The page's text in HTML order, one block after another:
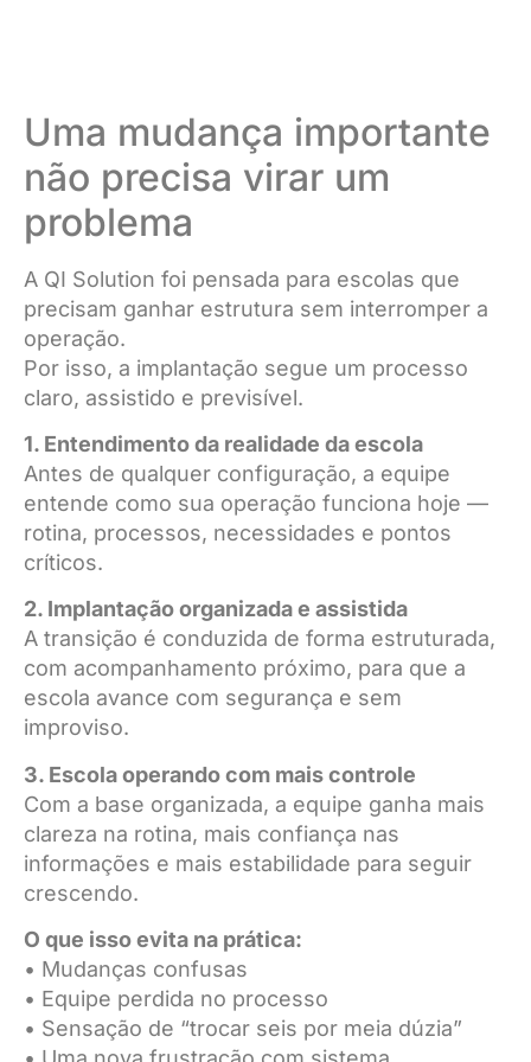
Uma mudança importante
não precisa virar um
problema
A QI Solution foi pensada para escolas que
precisam ganhar estrutura sem interromper a
operação.
Por isso, a implantação segue um processo
claro, assistido e previsível.
1. Entendimento da realidade da escola
Antes de qualquer configuração, a equipe
entende como sua operação funciona hoje —
rotina, processos, necessidades e pontos
críticos.
2. Implantação organizada e assistida
A transição é conduzida de forma estruturada,
com acompanhamento próximo, para que a
escola avance com segurança e sem
improviso.
3. Escola operando com mais controle
Com a base organizada, a equipe ganha mais
clareza na rotina, mais confiança nas
informações e mais estabilidade para seguir
crescendo.
O que isso evita na prática:
• Mudanças confusas
• Equipe perdida no processo
• Sensação de “trocar seis por meia dúzia”